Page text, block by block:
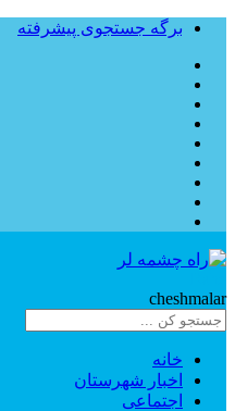
برگه جستجوی پیشرفته
cheshmalar
خانه
اخبار شهرستان
اجتماعی